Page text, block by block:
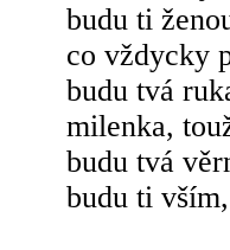
budu ti
co vždycky
budu tvá
milenka,
budu tvá
budu ti